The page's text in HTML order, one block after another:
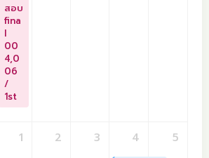
สอบ
fina
l
00
4,0
06
/
1st
1 2 3 4 5